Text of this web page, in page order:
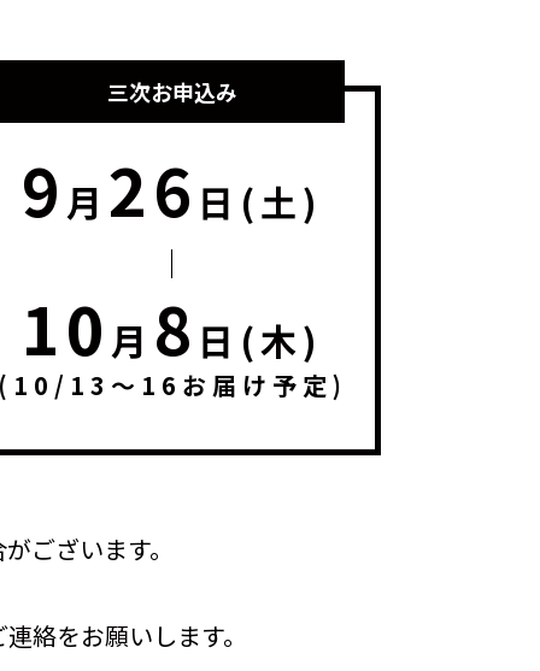
三次お申込み
9 月 26 日(土)
10 月 8 日(木)
13～16お届け予定)
ございます。
絡をお願いします。